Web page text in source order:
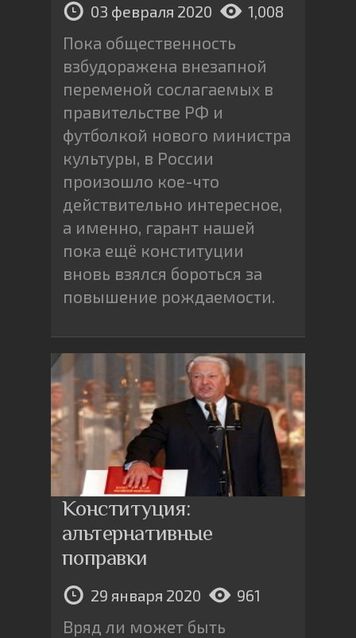
03 февраля 2020 1,008
Пока общественность
взбудоражена внезапной
переменой сослагаемых в
правительстве РФ и
футболкой нового министра
культуры, в России
произошло кое-что
действительно интересное,
а именно, гарант нашей
пока ещё конституции
вновь взялся бороться за
повышение рождаемости.
Конституция:
альтернативные
поправки
29 января 2020 961
Вряд ли может быть